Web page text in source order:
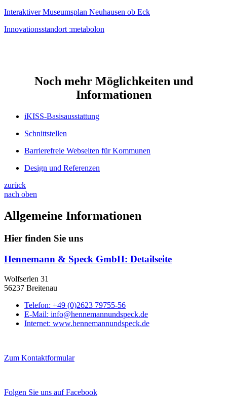
Interaktiver Museumsplan Neuhausen ob Eck
Innovationsstandort :metabolon
Noch mehr Möglichkeiten und
Informationen
iKISS-Basisausstattung
Schnittstellen
Barrierefreie Webseiten für Kommunen
Design und Referenzen
zurück
nach oben
Allgemeine Informationen
Hier finden Sie uns
Hennemann & Speck GmbH: Detailseite
Wolfserlen 31
56237 Breitenau
Telefon: +49 (0)2623 79755-56
E-Mail: info@hennemannundspeck.de
Internet: www.hennemannundspeck.de
Zum Kontaktformular
Folgen Sie uns auf Facebook